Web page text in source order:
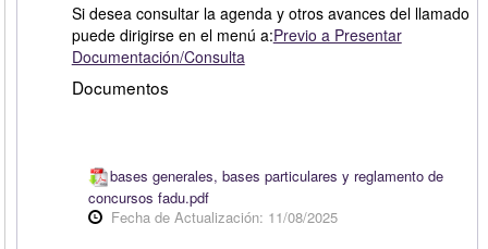
Si desea consultar la agenda y otros avances del llamado
puede dirigirse en el menú a:Previo a Presentar
Documentación/Consulta
Documentos
bases generales, bases particulares y reglamento de
concursos fadu.pdf
Fecha de Actualización: 11/08/2025